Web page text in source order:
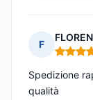
F
Nota: 5
Spedizione
qualità